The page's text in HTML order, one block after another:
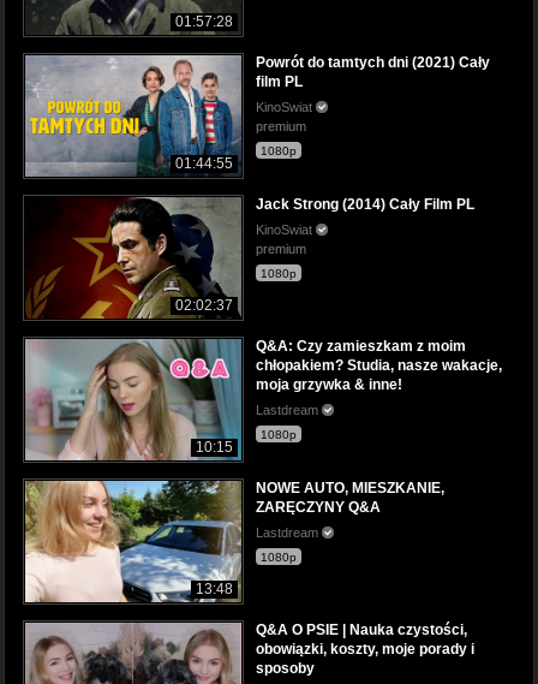
01:57:28
01:44:55
Powrót do tamtych dni (2021) Cały
film PL
KinoSwiat
premium
1080p
02:02:37
Jack Strong (2014) Cały Film PL
KinoSwiat
premium
1080p
10:15
Q&A: Czy zamieszkam z moim
chłopakiem? Studia, nasze wakacje,
moja grzywka & inne!
Lastdream
1080p
13:48
NOWE AUTO, MIESZKANIE,
ZARĘCZYNY Q&A
Lastdream
1080p
Q&A O PSIE | Nauka czystości,
obowiązki, koszty, moje porady i
sposoby